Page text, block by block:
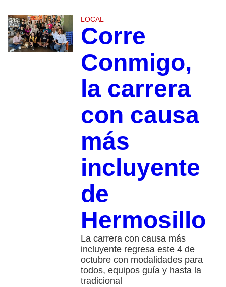
LOCAL
Corre
Conmigo,
la carrera
con causa
más
incluyente
de
Hermosillo
La carrera con causa más
incluyente regresa este 4 de
octubre con modalidades para
todos, equipos guía y hasta la
tradicional